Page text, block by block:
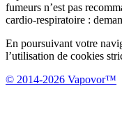
fumeurs n’est pas
cardio-respiratoire :
En poursuivant votre
l’utilisation de cookies
© 2014-2026 Vapovor™